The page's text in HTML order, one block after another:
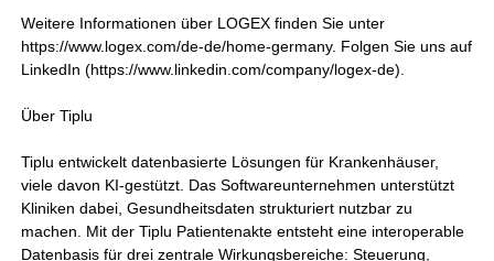
Weitere Informationen über LOGEX finden Sie unter
https://www.logex.com/de-de/home-germany. Folgen Sie uns auf
LinkedIn (https://www.linkedin.com/company/logex-de).
Über Tiplu
Tiplu entwickelt datenbasierte Lösungen für Krankenhäuser,
viele davon KI-gestützt. Das Softwareunternehmen unterstützt
Kliniken dabei, Gesundheitsdaten strukturiert nutzbar zu
machen. Mit der Tiplu Patientenakte entsteht eine interoperable
Datenbasis für drei zentrale Wirkungsbereiche: Steuerung,